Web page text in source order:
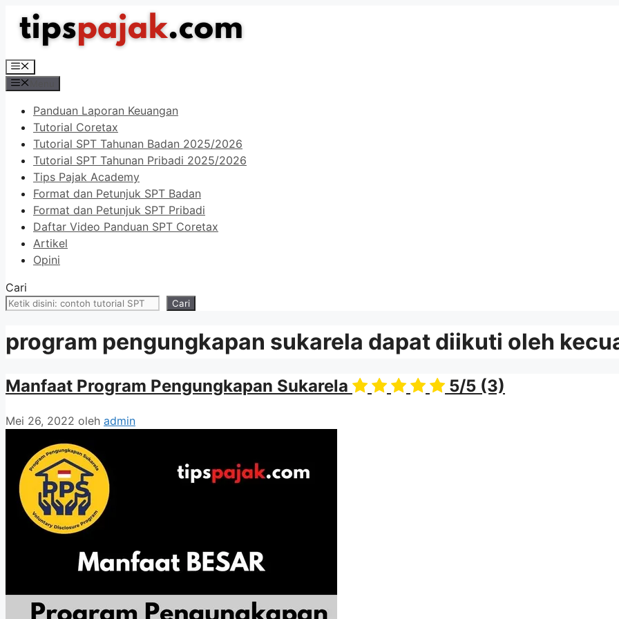
Langsung
Menu
Panduan Laporan Keuangan
Tutorial Coretax
Tutorial SPT Tahunan Badan 2025/2026
Tutorial SPT Tahunan Pribadi 2025/2026
Tips Pajak Academy
Format dan Petunjuk SPT Badan
Format dan Petunjuk SPT Pribadi
Daftar Video Panduan SPT Coretax
Artikel
Opini
Cari
Cari
program pengungkapan sukarela dapat diikuti oleh
Manfaat Program Pengungkapan Sukarela 5/5 (3)
Mei 26, 2022 oleh admin